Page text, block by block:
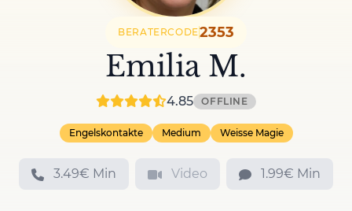
BERATERCODE2353
Emilia M.
4.85 OFFLINE
Engelskontakte Medium Weisse Magie
3.49€ Min Video 1.99€ Min